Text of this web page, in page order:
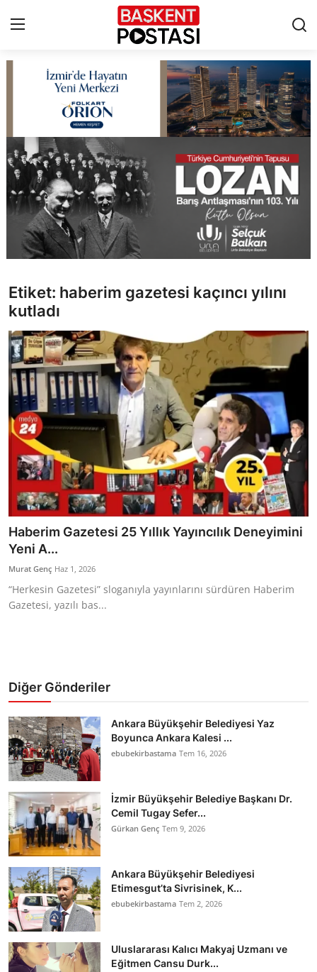
Çerez Politikası
Künye
Ankara
TBMM
Cumhurbaşkanlığı
Bakanlıklar
Siyasi Partiler
Mülki İdare
Toplum ve Yaşam
Sivil Toplum Kuruluşları
Kamu Kurumları ve Üst Kurullar
Resmi Reklamlar
Etiket: haberim gazetesi kaçıncı yılını
kutladı
Haberim Gazetesi 25 Yıllık Yayıncılık Deneyimini
Yeni A...
Murat Genç Haz 1, 2026
“Herkesin Gazetesi” sloganıyla yayınlarını sürdüren Haberim
Gazetesi, yazılı bas...
Diğer Gönderiler
Ankara Büyükşehir Belediyesi Yaz
Boyunca Ankara Kalesi ...
ebubekirbastama Tem 16, 2026
İzmir Büyükşehir Belediye Başkanı Dr.
Cemil Tugay Sefer...
Gürkan Genç Tem 9, 2026
Ankara Büyükşehir Belediyesi
Etimesgut’ta Sivrisinek, K...
ebubekirbastama Tem 2, 2026
Uluslararası Kalıcı Makyaj Uzmanı ve
Eğitmen Cansu Durk...